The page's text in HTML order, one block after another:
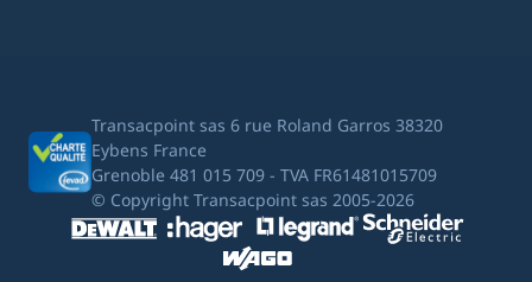
Transacpoint sas 6 rue Roland Garros 38320
Eybens France
Grenoble 481 015 709 - TVA FR61481015709
© Copyright Transacpoint sas 2005-2026